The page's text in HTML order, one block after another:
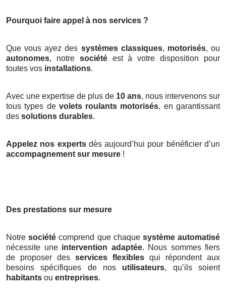
Pourquoi faire appel à nos services ?
Que vous ayez des systèmes classiques, motorisés, ou
autonomes, notre sociétéest à votre disposition pour
toutes vos installations.
Avec une expertise de plus de 10 ans, nous intervenons sur
tous types de volets roulants motorisés, en garantissant
des solutions durables.
Appelez nos expertsdès aujourd’hui pour bénéficier d’un
accompagnement sur mesure !
Des prestations sur mesure
Notresociété comprend que chaque système automatisé
nécessite une intervention adaptée. Nous sommes fiers
de proposer des services flexibles qui répondent aux
besoins spécifiques de nos utilisateurs, qu’ils soient
habitants ou entreprises.